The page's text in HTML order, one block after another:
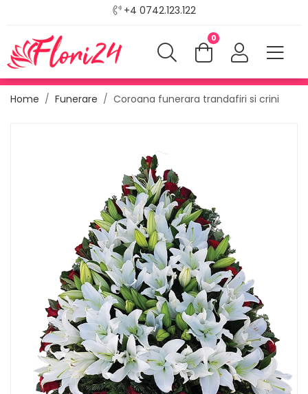
+4 0742.123.122
0
Home Funerare Coroana funerara trandafiri si crini